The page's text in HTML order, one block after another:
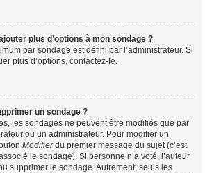
plus d’options à mon sondage ?
par sondage est défini par l’administrateur. Si
plus d’options, contactez-le.
un sondage ?
les sondages ne peuvent être modifiés que par
ou un administrateur. Pour modifier un
Modifierdu premier message du sujet (c’est
le sondage). Si personne n’a voté, l’auteur
supprimer le sondage. Autrement, seuls les